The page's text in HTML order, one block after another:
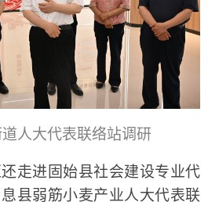
人大代表联络站调研
进固始县社会建设专业代
县弱筋小麦产业人大代表联